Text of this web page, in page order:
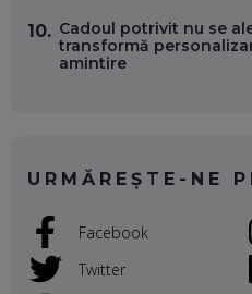
VOICU OPREAN
GLOBALĂ, FĂRĂ SĂ
DERULO, STEVEN
RADU MOȚOC,
PARTICIPANȚII LA
ȚIPĂ, CU FEȚELE
10. Cadoul potrivit nu se
transformă
amintire
URMĂREȘTE-NE
Facebook
Twitter